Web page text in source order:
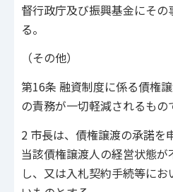
督行政庁及び振興基金にそ
る。
（その他）
第16条 融資制度に係る債権
の責務が一切軽減されるもの
2 市長は、債権譲渡の承諾を
当該債権譲渡人の経営状態
し、又は入札契約手続等に